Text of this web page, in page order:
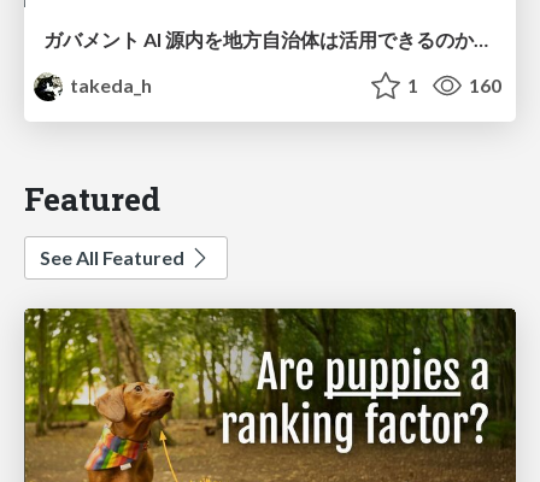
ガバメント AI 源内を地方自治体は活用できるのか 可能性と課題、期待について
takeda_h
1 160
Featured
See All Featured